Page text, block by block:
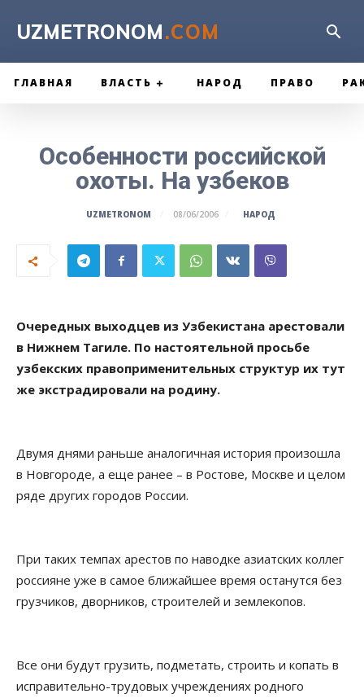
UZMETRONOM.COM
ГЛАВНАЯ ВЛАСТЬ НАРОД ПРАВО
Особенности российской
охоты. На узбеков
UZMETRONOM 08/06/2006 НАРОД
Очередных выходцев из Узбекистана арестовали
в Нижнем Тагиле. По настоятельной просьбе
узбекских правоприменительных структур их тут
же экстрадировали на родину.
Двумя днями раньше аналогичная история произошла
в Новгороде, а еще ранее – в Ростове, Москве и целом
ряде других городов России.
При таких темпах арестов по наводке азиатских коллег
россияне уже в самое ближайшее время останутся без
грузчиков, дворников, строителей и землекопов.
Все они будут грузить, подметать, строить и копать в
исправительно-трудовых учреждениях родного